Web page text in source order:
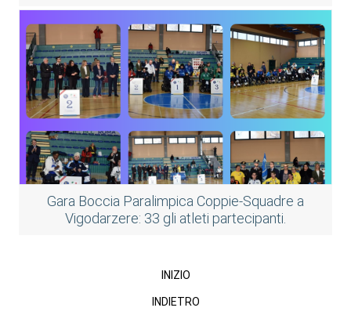
Gara Boccia Paralimpica Coppie-Squadre a
Vigodarzere: 33 gli atleti partecipanti.
INIZIO
INDIETRO